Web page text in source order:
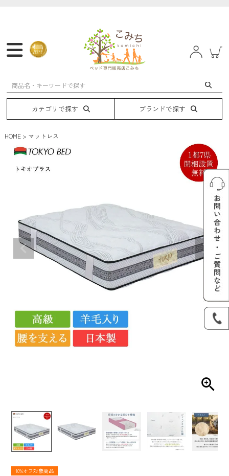
マットレス フレーム ベッド 電動ベッド
カテゴリで探す ブランドで探す
HOME マットレス
10%オフ対象商品